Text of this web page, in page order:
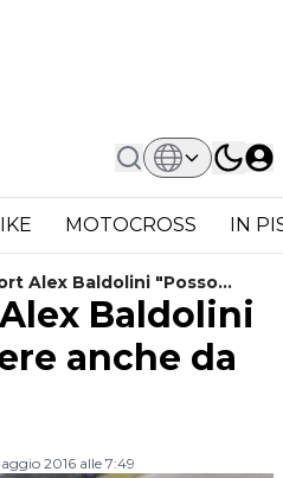
MOTOCROSS IN
Alex Baldolini "Posso
Da Privato"
Baldolini
anche da
2016 alle 7:49